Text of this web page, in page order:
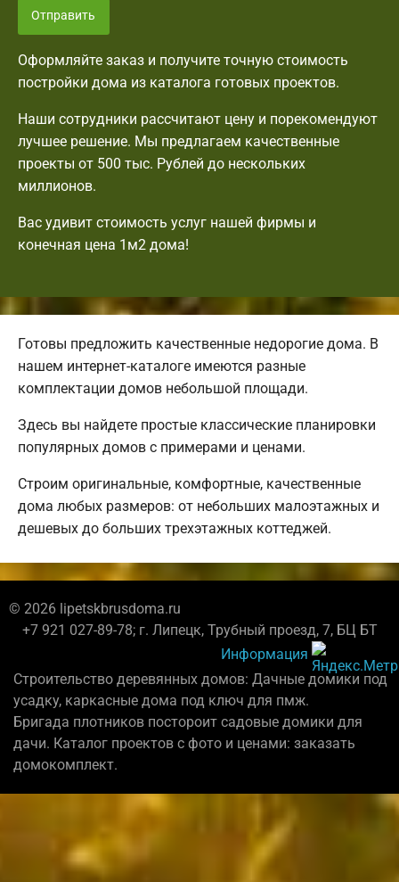
Отправить
Оформляйте заказ и получите точную стоимость
постройки дома из каталога готовых проектов.
Наши сотрудники рассчитают цену и порекомендуют
лучшее решение. Мы предлагаем качественные
проекты от 500 тыс. Рублей до нескольких
миллионов.
Вас удивит стоимость услуг нашей фирмы и
конечная цена 1м2 дома!
Готовы предложить качественные недорогие дома. В
нашем интернет-каталоге имеются разные
комплектации домов небольшой площади.
Здесь вы найдете простые классические планировки
популярных домов с примерами и ценами.
Строим оригинальные, комфортные, качественные
дома любых размеров: от небольших малоэтажных и
дешевых до больших трехэтажных коттеджей.
© 2026 lipetskbrusdoma.ru
+7 921 027-89-78; г. Липецк, Трубный проезд, 7, БЦ БТ
Информация
Строительство деревянных домов: Дачные домики под
усадку, каркасные дома под ключ для пмж.
Бригада плотников постороит садовые домики для
дачи. Каталог проектов с фото и ценами: заказать
домокомплект.